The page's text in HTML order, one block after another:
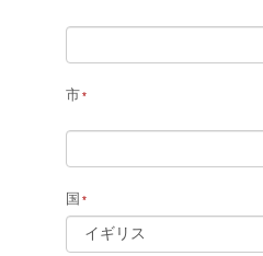
市
国